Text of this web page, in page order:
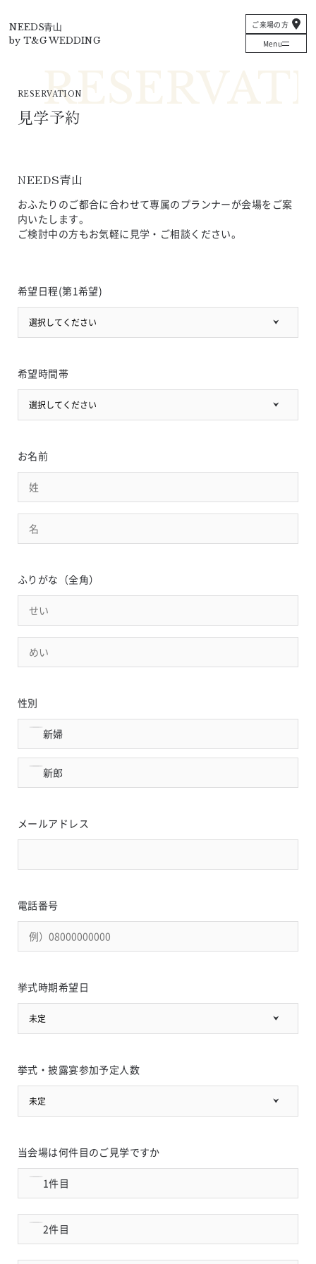
NEEDS青山
by T&G WEDDING
ご来場の方
Menu
RESERVATION
見学予約
NEEDS青山
おふたりのご都合に合わせて専属のプランナーが会場をご案
内いたします。
ご検討中の方もお気軽に見学・ご相談ください。
希望日程(第1希望)
選択してください
希望時間帯
選択してください
お名前
ふりがな（全角）
性別
新婦
新郎
メールアドレス
電話番号
挙式時期希望日
未定
挙式・披露宴参加予定人数
未定
当会場は何件目のご見学ですか
1件目
2件目